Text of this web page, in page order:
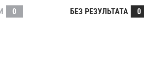
0 БЕЗ РЕЗУЛЬТАТА 0